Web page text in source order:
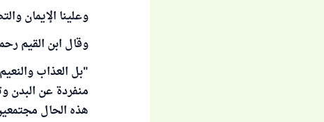
وعلينا الإيمان
وقال ابن القيم
"بل العذاب
منفردة عن البدن
هذه الحال